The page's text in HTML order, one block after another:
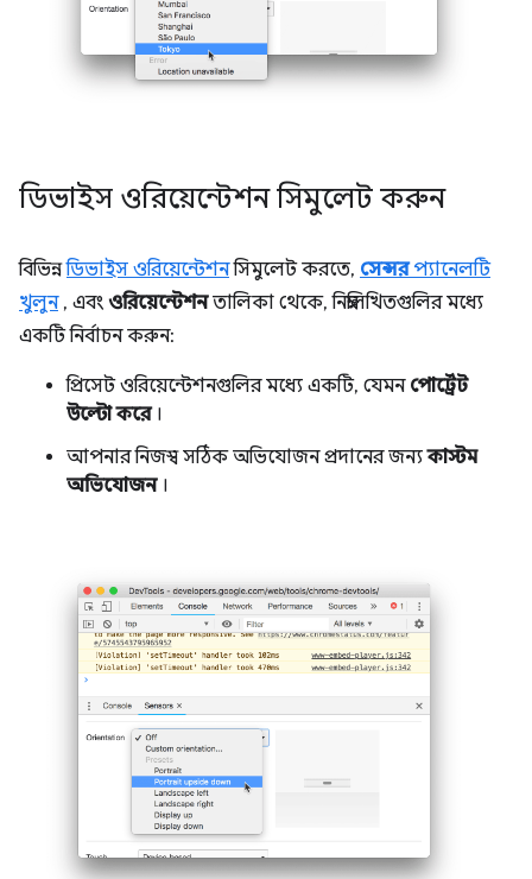
ডিভাইস ওরিয়েন্টেশন সিমুলেট করুন
বিভিন্নডিভাইস ওরিয়েন্টেশনসিমুলেট করতে, সেন্সরপ্যানেলটি
খুলুন, এবং ওরিয়েন্টেশনতালিকা থেকে, নিম্নলিখিতগুলির মধ্যে
একটি নির্বাচন করুন:
প্রিসেট ওরিয়েন্টেশনগুলির মধ্যে একটি, যেমন পোর্ট্রেট
উল্টো করে।
আপনার নিজস্ব সঠিক অভিযোজন প্রদানের জন্যকাস্টম
অভিযোজন।